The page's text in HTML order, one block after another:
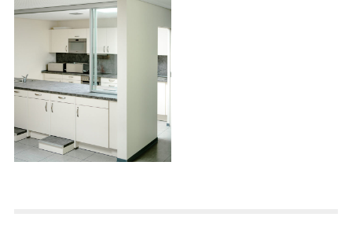
-
H
A
E
0
8